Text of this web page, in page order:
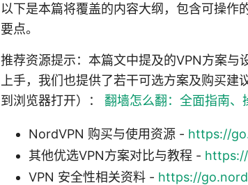
以下是本篇将覆盖的内容大纲，包含可操作
要点。
推荐资源提示：本篇文中提及的VPN方案与
上手，我们也提供了若干可选方案及购买
到浏览器打开）： 翻墙怎么翻：全面指南、
NordVPN 购买与使用资源 - https://
其他优选VPN方案对比与教程 -
VPN 安全性相关资料 - https://